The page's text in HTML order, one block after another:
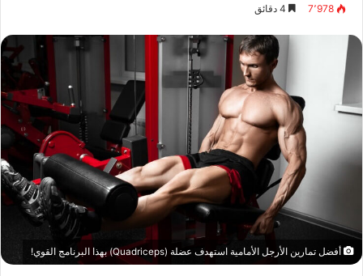
7٬978
أفضل تمارين الأرجل الأمامية استهدف عضلة (Quadriceps) بهذا البرنامج القوي!